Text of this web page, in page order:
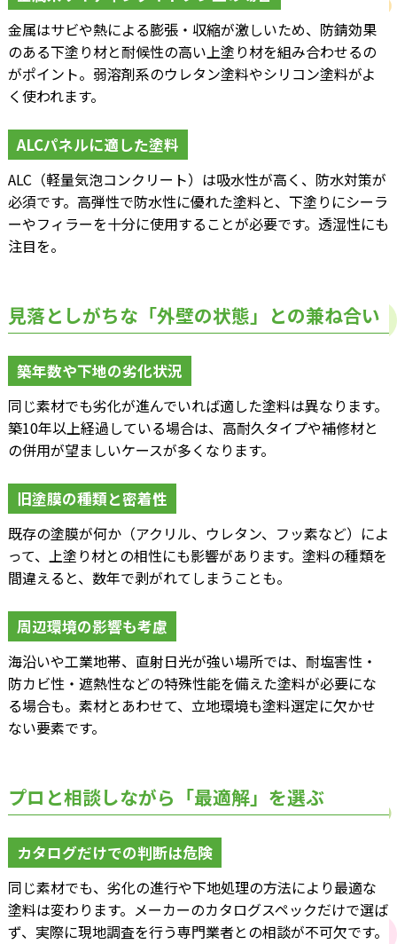
金属はサビや熱による膨張・収縮が激しいため、防錆効果
のある下塗り材と耐候性の高い上塗り材を組み合わせるの
がポイント。弱溶剤系のウレタン塗料やシリコン塗料がよ
く使われます。
ALCパネルに適した塗料
ALC（軽量気泡コンクリート）は吸水性が高く、防水対策が
必須です。高弾性で防水性に優れた塗料と、下塗りにシーラ
ーやフィラーを十分に使用することが必要です。透湿性にも
注目を。
見落としがちな「外壁の状態」との兼ね合い
築年数や下地の劣化状況
同じ素材でも劣化が進んでいれば適した塗料は異なります。
築10年以上経過している場合は、高耐久タイプや補修材と
の併用が望ましいケースが多くなります。
旧塗膜の種類と密着性
既存の塗膜が何か（アクリル、ウレタン、フッ素など）によ
って、上塗り材との相性にも影響があります。塗料の種類を
間違えると、数年で剥がれてしまうことも。
周辺環境の影響も考慮
海沿いや工業地帯、直射日光が強い場所では、耐塩害性・
防カビ性・遮熱性などの特殊性能を備えた塗料が必要にな
る場合も。素材とあわせて、立地環境も塗料選定に欠かせ
ない要素です。
プロと相談しながら「最適解」を選ぶ
カタログだけでの判断は危険
同じ素材でも、劣化の進行や下地処理の方法により最適な
塗料は変わります。メーカーのカタログスペックだけで選ば
ず、実際に現地調査を行う専門業者との相談が不可欠です。